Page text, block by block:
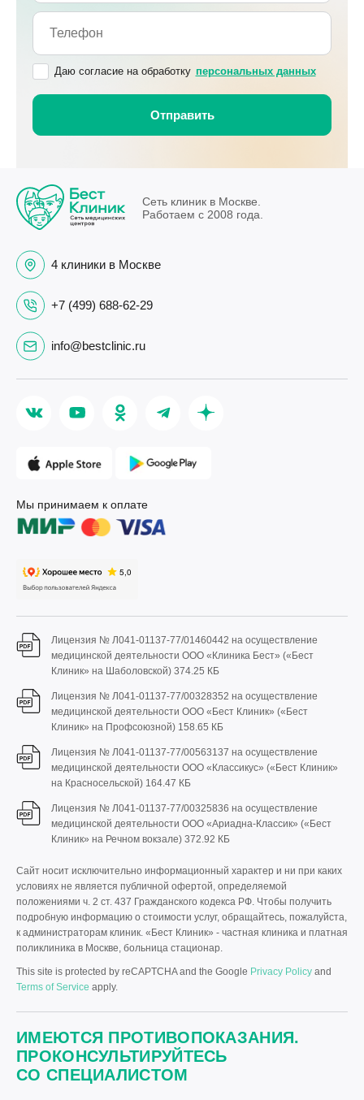
Даю согласие на обработку персональных данных
Сеть клиник в Москве.
Работаем с 2008 года.
4 клиники в Москве
+7 (499) 688-62-29
info@bestclinic.ru
Мы принимаем к оплате
Лицензия № Л041-01137-77/01460442 на осуществление
медицинской деятельности ООО «Клиника Бест» («Бест
Клиник» на Шаболовской) 374.25 КБ
Лицензия № Л041-01137-77/00328352 на осуществление
медицинской деятельности ООО «Бест Клиник» («Бест
Клиник» на Профсоюзной) 158.65 КБ
Лицензия № Л041-01137-77/00563137 на осуществление
медицинской деятельности ООО «Классикус» («Бест Клиник»
на Красносельской) 164.47 КБ
Лицензия № Л041-01137-77/00325836 на осуществление
медицинской деятельности ООО «Ариадна-Классик» («Бест
Клиник» на Речном вокзале) 372.92 КБ
Сайт носит исключительно информационный характер и ни при каких
условиях не является публичной офертой, определяемой
положениями ч. 2 ст. 437 Гражданского кодекса РФ. Чтобы получить
подробную информацию о стоимости услуг, обращайтесь, пожалуйста,
к администраторам клиник. «Бест Клиник» - частная клиника и платная
поликлиника в Москве, больница стационар.
This site is protected by reCAPTCHA and the Google Privacy Policy and
Terms of Service apply.
ИМЕЮТСЯ ПРОТИВОПОКАЗАНИЯ.
ПРОКОНСУЛЬТИРУЙТЕСЬ
СО СПЕЦИАЛИСТОМ